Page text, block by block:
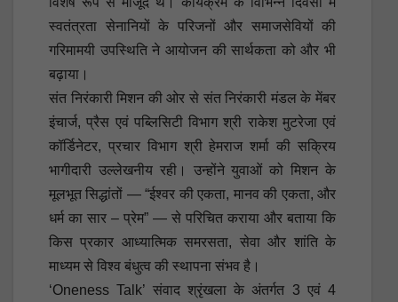
स्वतंत्रता सेनानियों के परिजनों और समाजसेवियों की
गरिमामयी उपस्थिति ने आयोजन की सार्थकता को और भी
बढ़ाया।
संत निरंकारी मिशन की ओर से संत निरंकारी मंडल के मेंबर
इंचार्ज, प्रैस एवं पब्लिसिटी विभाग श्री राकेश मुटरेजा एवं
कॉर्डिनेटर, प्रचार विभाग श्री हेमराज शर्मा की सक्रिय
भागीदारी उल्लेखनीय रही। उन्होंने युवाओं को मिशन के
मूलभूत सिद्धांतों — “ईश्वर की एकता, मानव की एकता, और
धर्म का सार – प्रेम” — से परिचित कराया और बताया कि
किस प्रकार आध्यात्मिक समरसता, सेवा और शांति के
माध्यम से विश्व बंधुत्व की स्थापना संभव है।
‘Oneness Talk’ संवाद श्रृंखला के अंतर्गत 3 एवं 4